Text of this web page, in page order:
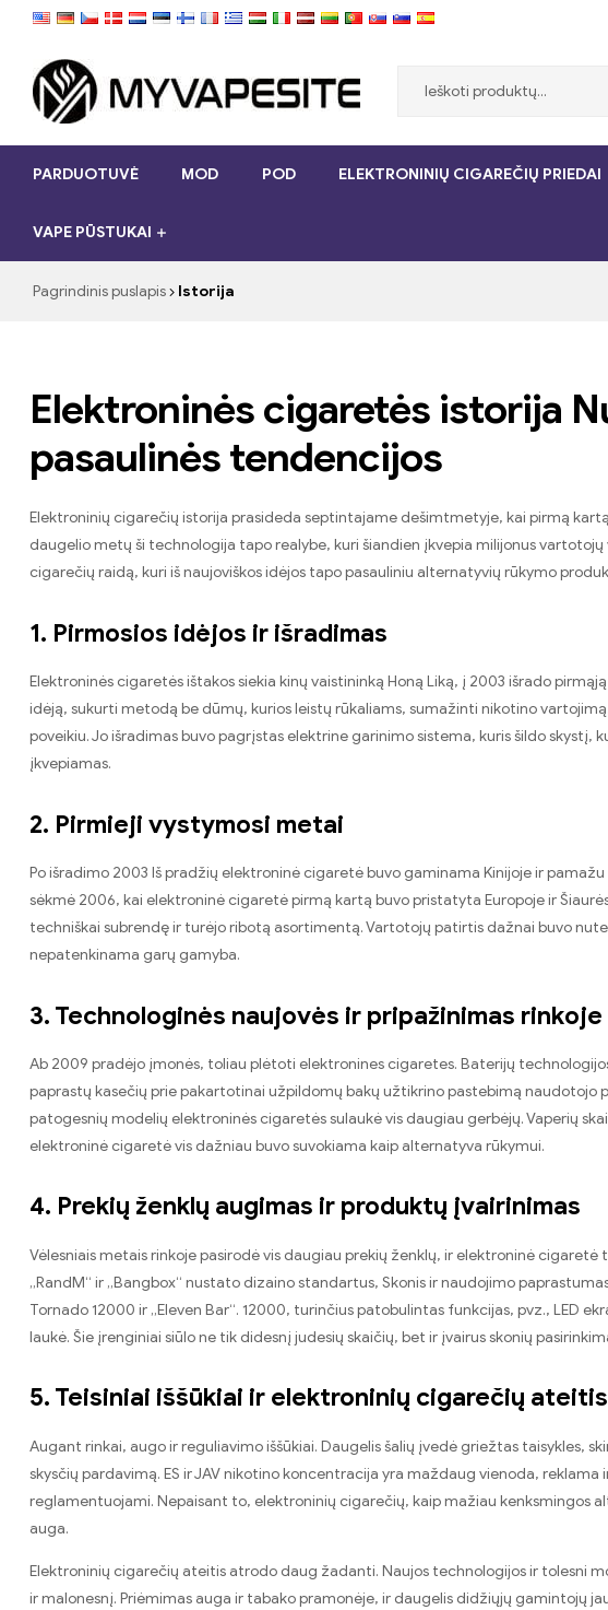
Myvapesite.de
cigaretes
pigiai
internete
PARDUOTUVĖ MOD POD ELEKTRONINIŲ CIGAREČIŲ PRIEDAI
VAPE PŪSTUKAI
Pagrindinis puslapis Istorija
Elektroninės cigaretės istorija
pasaulinės tendencijos
Elektroninių cigarečių istorija prasideda septintajame dešimtmetyje, kai pirmą
daugelio metų ši technologija tapo realybe, kuri šiandien įkvepia milijonus
cigarečių raidą, kuri iš naujoviškos idėjos tapo pasauliniu alternatyvių rūkymo
1. Pirmosios idėjos ir išradimas
Elektroninės cigaretės ištakos siekia kinų vaistininką Honą Liką, į 2003 išrado
idėją, sukurti metodą be dūmų, kurios leistų rūkaliams, sumažinti nikotino
poveikiu. Jo išradimas buvo pagrįstas elektrine garinimo sistema, kuris šildo skystį,
įkvepiamas.
2. Pirmieji vystymosi metai
Po išradimo 2003 Iš pradžių elektroninė cigaretė buvo gaminama Kinijoje ir
sėkmė 2006, kai elektroninė cigaretė pirmą kartą buvo pristatyta Europoje ir
techniškai subrendę ir turėjo ribotą asortimentą. Vartotojų patirtis dažnai buvo
nepatenkinama garų gamyba.
3. Technologinės naujovės ir pripažinimas rinkoje
Ab 2009 pradėjo įmonės, toliau plėtoti elektronines cigaretes. Baterijų
paprastų kasečių prie pakartotinai užpildomų bakų užtikrino pastebimą naudotojo
patogesnių modelių elektroninės cigaretės sulaukė vis daugiau gerbėjų. Vaperių
elektroninė cigaretė vis dažniau buvo suvokiama kaip alternatyva rūkymui.
4. Prekių ženklų augimas ir produktų įvairinimas
Vėlesniais metais rinkoje pasirodė vis daugiau prekių ženklų, ir elektroninė cigaretė
„RandM“ ir „Bangbox“ nustato dizaino standartus, Skonis ir naudojimo
Tornado 12000 ir „Eleven Bar“. 12000, turinčius patobulintas funkcijas, pvz., LED
laukė. Šie įrenginiai siūlo ne tik didesnį judesių skaičių, bet ir įvairus skonių
5. Teisiniai iššūkiai ir elektroninių cigarečių ateitis
Augant rinkai, augo ir reguliavimo iššūkiai. Daugelis šalių įvedė griežtas taisykles,
skysčių pardavimą. ES ir JAV nikotino koncentracija yra maždaug vienoda,
reglamentuojami. Nepaisant to, elektroninių cigarečių, kaip mažiau kenksmingos
auga.
Elektroninių cigarečių ateitis atrodo daug žadanti. Naujos technologijos ir tolesni
ir malonesnį. Priėmimas auga ir tabako pramonėje, ir daugelis didžiųjų gamintojų